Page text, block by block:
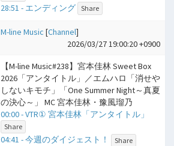
28:51 - エンディング Share
M-line Music [Channel]
2026/03/27 19:00:20 +0900
【M-line Music#238】宮本佳林 Sweet Box
2026「アンタイトル」／エムハロ「消せや
しないキモチ」「One Summer Night～真夏
の決心～」 MC 宮本佳林・豫風瑠乃
00:00 - VTR① 宮本佳林「アンタイトル」
Share
04:41 - 今週のダイジェスト！ Share